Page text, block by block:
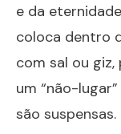
e da
coloca dentro
com sal ou
um “não-
são suspensas.